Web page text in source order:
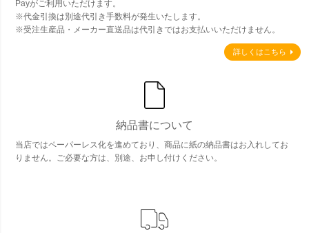
Payがご利用いただけます。
※代金引換は別途代引き手数料が発生いたします。
※受注生産品・メーカー直送品は代引きではお支払いいただけません。
詳しくはこちら
納品書について
当店ではペーパーレス化を進めており、商品に紙の納品書はお入れしてお
りません。ご必要な方は、別途、お申し付けください。